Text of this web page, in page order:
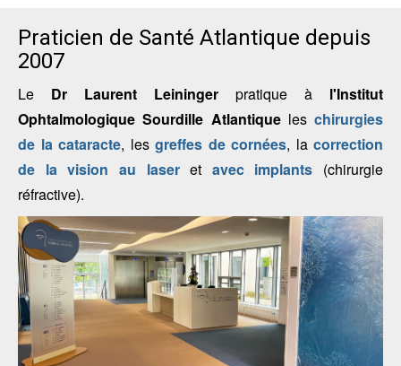
Praticien de Santé Atlantique depuis
2007
Le Dr Laurent Leininger pratique à l'Institut
Ophtalmologique Sourdille Atlantiqueles chirurgies
de la cataracte, les greffes de cornées, la correction
de la vision au laseret avec implants (chirurgie
réfractive).